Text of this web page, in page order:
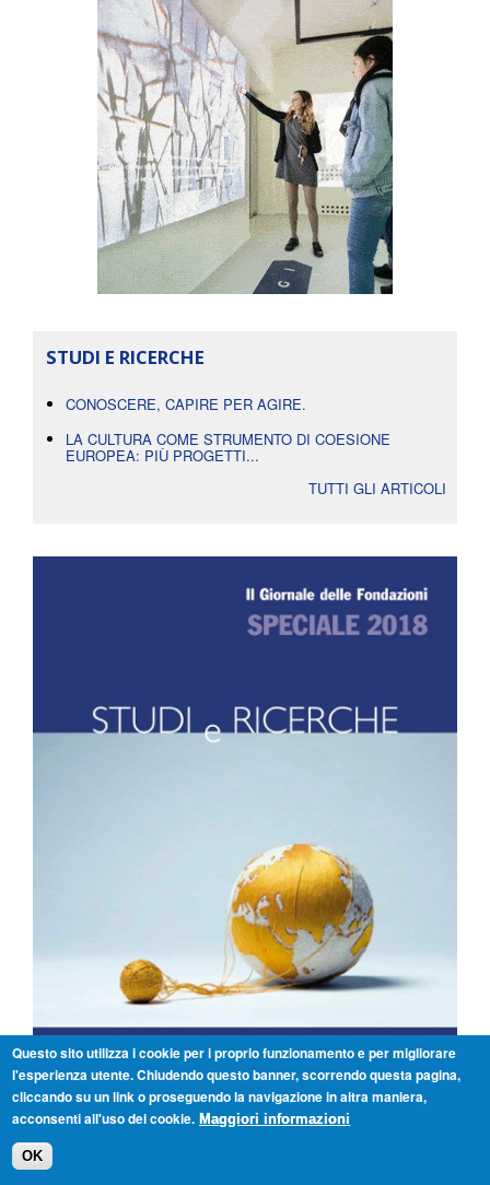
STUDI E RICERCHE
CONOSCERE, CAPIRE PER AGIRE.
LA CULTURA COME STRUMENTO DI COESIONE
EUROPEA: PIÙ PROGETTI...
TUTTI GLI ARTICOLI
Questo sito utilizza i cookie per i proprio funzionamento e per migliorare
l'esperienza utente. Chiudendo questo banner, scorrendo questa pagina,
cliccando su un link o proseguendo la navigazione in altra maniera,
acconsenti all'uso dei cookie. Maggiori informazioni
OK